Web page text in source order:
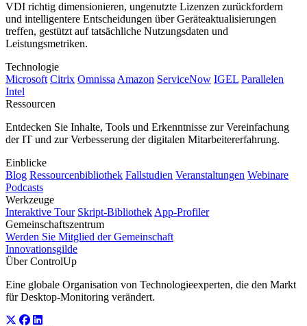
VDI richtig dimensionieren, ungenutzte Lizenzen zurückfordern
und intelligentere Entscheidungen über Geräteaktualisierungen
treffen, gestützt auf tatsächliche Nutzungsdaten und
Leistungsmetriken.
Technologie
Microsoft Citrix Omnissa Amazon ServiceNow IGEL Parallelen
Intel
Ressourcen
Entdecken Sie Inhalte, Tools und Erkenntnisse zur Vereinfachung
der IT und zur Verbesserung der digitalen Mitarbeitererfahrung.
Einblicke
Blog Ressourcenbibliothek Fallstudien Veranstaltungen Webinare
Podcasts
Werkzeuge
Interaktive Tour Skript-Bibliothek App-Profiler
Gemeinschaftszentrum
Werden Sie Mitglied der Gemeinschaft
Innovationsgilde
Über ControlUp
Eine globale Organisation von Technologieexperten, die den Markt
für Desktop-Monitoring verändert.